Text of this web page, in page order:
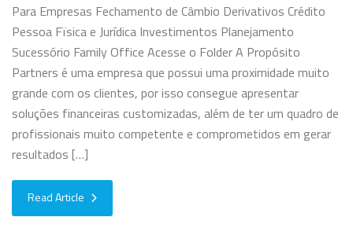
Para Empresas Fechamento de Câmbio Derivativos Crédito
Pessoa Fïsica e Jurídica Investimentos Planejamento
Sucessório Family Office Acesse o Folder A Propósito
Partners é uma empresa que possui uma proximidade muito
grande com os clientes, por isso consegue apresentar
soluções financeiras customizadas, além de ter um quadro de
profissionais muito competente e comprometidos em gerar
resultados […]
Read Article